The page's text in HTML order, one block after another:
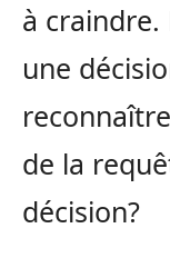
à
une
de la
décision?